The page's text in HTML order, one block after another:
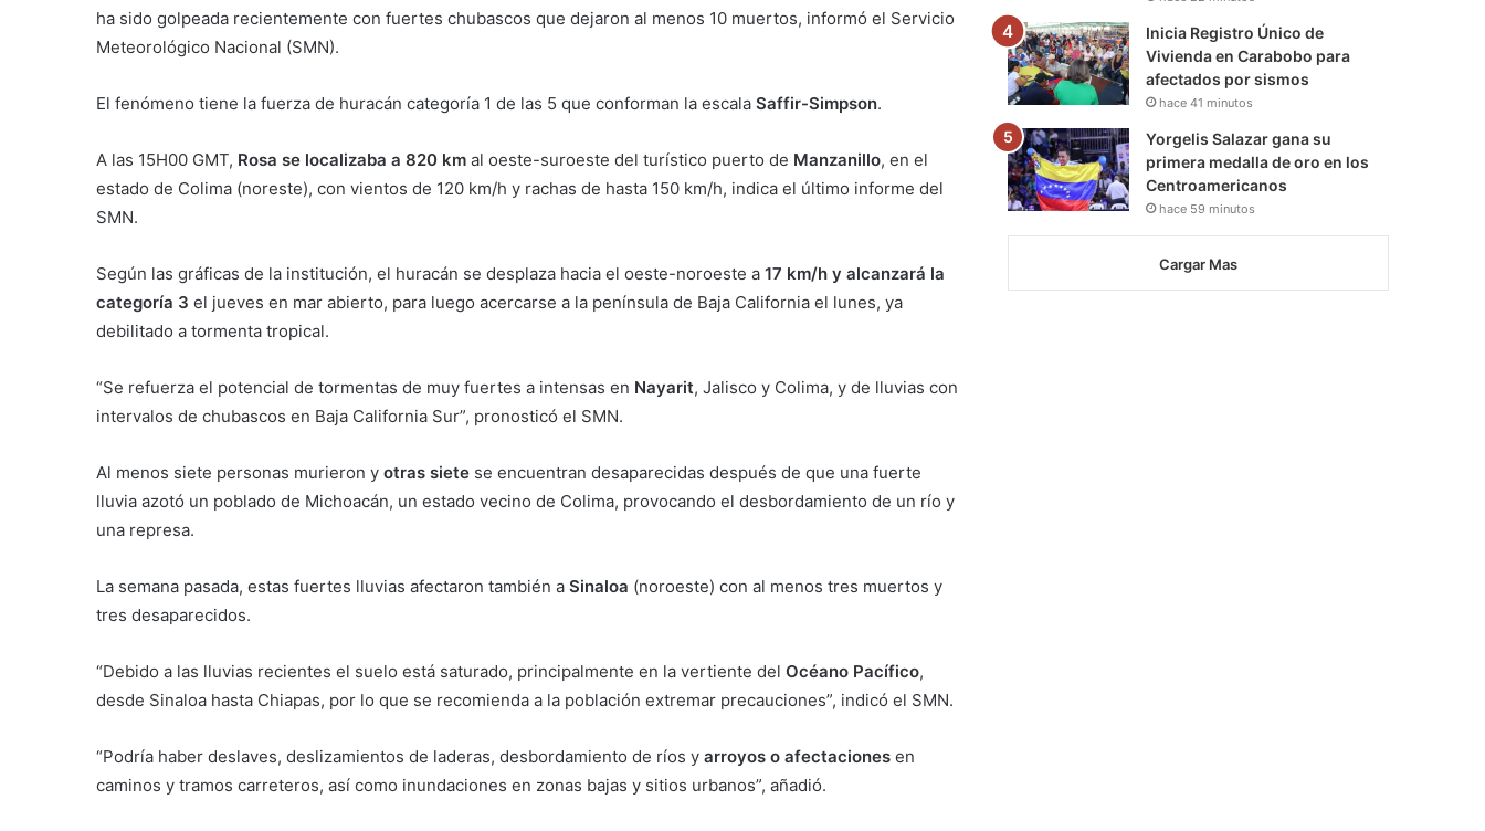
ha sido golpeada recientemente con fuertes chubascos que dejaron al menos 10 muertos, informó el Servicio
Meteorológico Nacional (SMN).
El fenómeno tiene la fuerza de huracán categoría 1 de las 5 que conforman la escala Saffir-Simpson.
A las 15H00 GMT, Rosa se localizaba a 820 km al oeste-suroeste del turístico puerto de Manzanillo, en el
estado de Colima (noreste), con vientos de 120 km/h y rachas de hasta 150 km/h, indica el último informe del
SMN.
Según las gráficas de la institución, el huracán se desplaza hacia el oeste-noroeste a 17 km/h y alcanzará la
categoría 3 el jueves en mar abierto, para luego acercarse a la península de Baja California el lunes, ya
debilitado a tormenta tropical.
“Se refuerza el potencial de tormentas de muy fuertes a intensas en Nayarit, Jalisco y Colima, y de lluvias con
intervalos de chubascos en Baja California Sur”, pronosticó el SMN.
Al menos siete personas murieron y otras siete se encuentran desaparecidas después de que una fuerte
lluvia azotó un poblado de Michoacán, un estado vecino de Colima, provocando el desbordamiento de un río y
una represa.
La semana pasada, estas fuertes lluvias afectaron también a Sinaloa (noroeste) con al menos tres muertos y
tres desaparecidos.
“Debido a las lluvias recientes el suelo está saturado, principalmente en la vertiente del Océano Pacífico,
desde Sinaloa hasta Chiapas, por lo que se recomienda a la población extremar precauciones”, indicó el SMN.
“Podría haber deslaves, deslizamientos de laderas, desbordamiento de ríos y arroyos o afectaciones en
caminos y tramos carreteros, así como inundaciones en zonas bajas y sitios urbanos”, añadió.
Inicia Registro Único de
Vivienda en Carabobo para
afectados por sismos
hace 41 minutos
Yorgelis Salazar gana su
primera medalla de oro en los
Centroamericanos
hace 59 minutos
Cargar Mas